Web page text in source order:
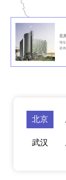
北
地
咨
北京
武汉